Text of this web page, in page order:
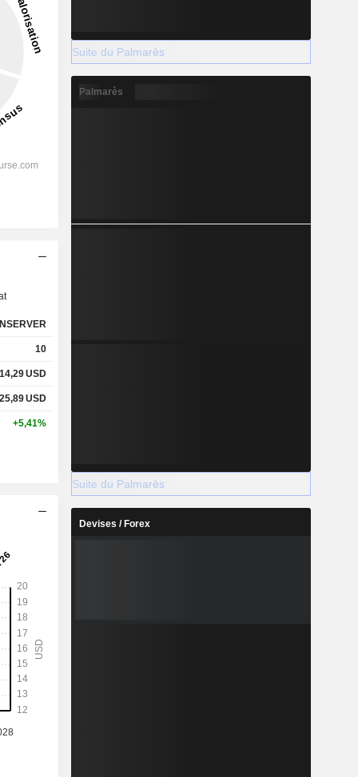
10
USD
USD
+5,41%
Suite du Palmarès
Palmarès
Suite du Palmarès
Devises / Forex